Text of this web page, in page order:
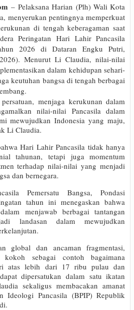
– Pelaksana Harian (Plh) Wali Kota
menyerukan pentingnya memperkuat
di tengah keberagaman saat
Peringatan Hari Lahir Pancasila
2026 di Dataran Engku Putri,
Menurut Li Claudia, nilai-nilai
dalam kehidupan sehari-
keutuhan bangsa di tengah berbagai
menjaga kerukunan dalam
nilai-nilai Pancasila dalam
mewujudkan Indonesia yang maju,
Li Claudia.
Hari Lahir Pancasila tidak hanya
tahunan, tetapi juga momentum
terhadap nilai-nilai yang menjadi
dan bernegara.
Pemersatu Bangsa, Pondasi
tahun ini menegaskan bahwa
menjawab berbagai tantangan
landasan dalam mewujudkan
global dan ancaman fragmentasi,
sebagai contoh bagaimana
atas lebih dari 17 ribu pulau dan
dipersatukan dalam satu ikatan
sekaligus membacakan amanat
Ideologi Pancasila (BPIP) Republik